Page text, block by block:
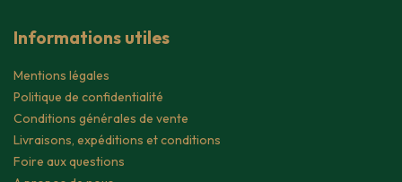
Informations utiles
Mentions légales
Politique de confidentialité
Conditions générales de vente
Livraisons, expéditions et conditions
Foire aux questions